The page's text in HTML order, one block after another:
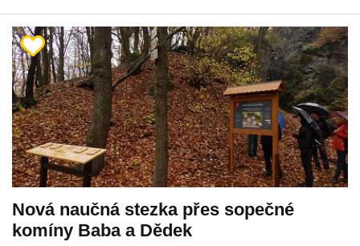
Nová naučná stezka přes sopečné
komíny Baba a Dědek